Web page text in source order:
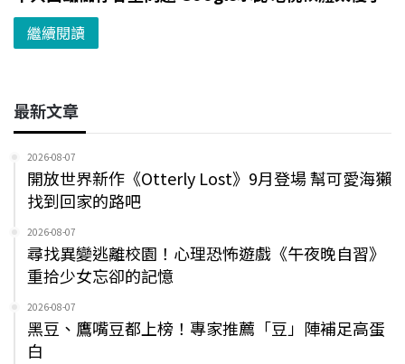
繼續閱讀
最新文章
2026-08-07
開放世界新作《Otterly Lost》9月登場 幫可愛海獺
找到回家的路吧
2026-08-07
尋找異變逃離校園！心理恐怖遊戲《午夜晚自習》
重拾少女忘卻的記憶
2026-08-07
黑豆、鷹嘴豆都上榜！專家推薦「豆」陣補足高蛋
白